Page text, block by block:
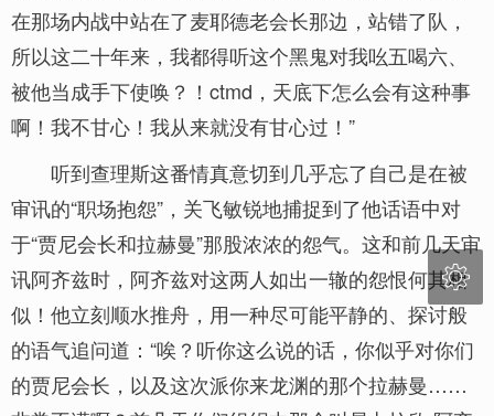
在那场内战中站在了麦耶德老会长那边，站错了队，
所以这二十年来，我都得听这个黑鬼对我吆五喝六、
被他当成手下使唤？！ctmd，天底下怎么会有这种事
啊！我不甘心！我从来就没有甘心过！”
听到查理斯这番情真意切到几乎忘了自己是在被
审讯的“职场抱怨”，关飞敏锐地捕捉到了他话语中对
于“贾尼会长和拉赫曼”那股浓浓的怨气。这和前几天审
讯阿齐兹时，阿齐兹对这两人如出一辙的怨恨何其相
似！他立刻顺水推舟，用一种尽可能平静的、探讨般
的语气追问道：“唉？听你这么说的话，你似乎对你们
的贾尼会长，以及这次派你来龙渊的那个拉赫曼……
